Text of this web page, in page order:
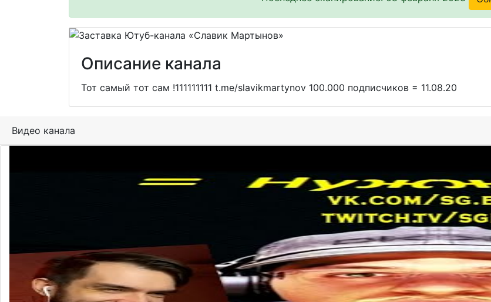
Описание канала
Тот самый тот сам !111111111 t.me/slavikmartynov 100.000 подписчиков = 11.08.20
Видео канала